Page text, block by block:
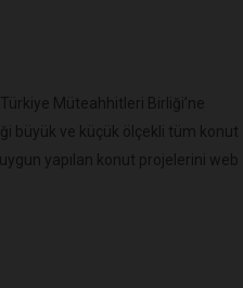
Müteahhitleri Birliği’ne
büyük ve küçük ölçekli tüm konut
yapılan konut projelerini web